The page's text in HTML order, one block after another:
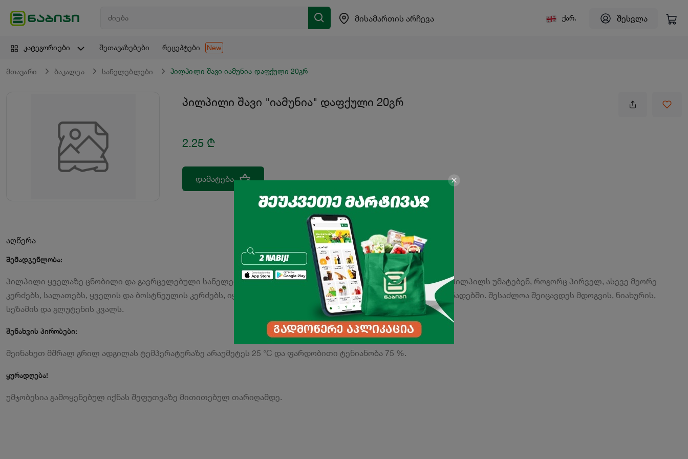
მისამართის არჩევა ქარ. შესვლა
კატეგორიები შეთავაზებები რეცეპტები New
მთავარი ბაკალეა სანელებლები პილპილი შავი იამუნია დაფქული 20გრ
პილპილი შავი "იამუნია" დაფქული 20გრ
2.25 ₾
დამატება
აღწერა
შემადგენლობა:
პილპილი ყველაზე ცნობილი და გავრცელებული სანელებელია. გააჩნია ძლიერი ცხარე გემო და ნაზი არომატი. პილპილს უმატებენ, როგორც პირველ, ასევე მეორე
კერძებს, სალათებს, ყველის და ბოსტნეულის კერძებს, იყენებენ კონსერვაციისას, ბოსტნეულის და სოკოს მარინადებში. შესაძლოა შეიცავდეს მდოგვის, ნიახურის,
სეზამის და გლუტენის კვალს.
შენახვის პირობები:
შეინახეთ მშრალ გრილ ადგილას ტემპერატურაზე არაუმეტეს 25 °C და ფარდობითი ტენიანობა 75 %.
ყურადღება!
უმჯობესია გამოყენებულ იქნას შეფუთვაზე მითითებულ თარიღამდე.